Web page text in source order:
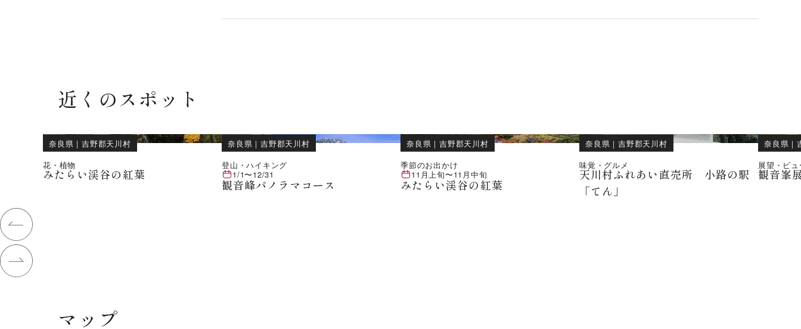
近くのスポット
奈良県 ｜吉野郡天川村
花・植物
みたらい渓谷の紅葉
奈良県 ｜吉野郡天川村
登山・ハイキング
1/1〜12/31
観音峰パノラマコース
奈良県 ｜吉野郡天川村
季節のお出かけ
11月上旬〜11月中旬
みたらい渓谷の紅葉
奈良県 ｜吉野郡天川村
味覚・グルメ
天川村ふれあい直売所 小路の駅
「てん」
奈良県 ｜
展望・ビ
観音峯
マップ